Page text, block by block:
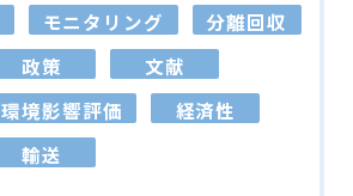
モニタリング
分離回収
政策
文献
環境影響評価
経済性
輸送